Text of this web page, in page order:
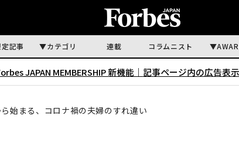
記事 カテゴリ 連載 コラムニスト
JAPAN MEMBERSHIP 新機能｜ 記事ページ内の広告表
ら始まる、コロナ禍の夫婦のすれ違い